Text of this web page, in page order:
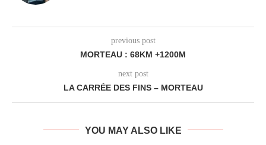
previous post
MORTEAU : 68KM +1200M
next post
LA CARRÉE DES FINS – MORTEAU
YOU MAY ALSO LIKE